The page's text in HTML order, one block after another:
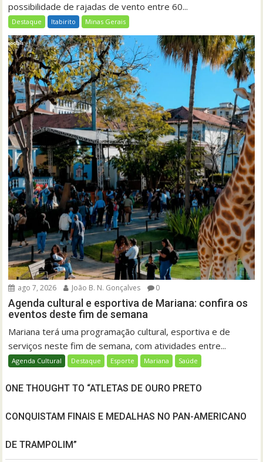
possibilidade de rajadas de vento entre 60...
Destaque Itabirito Minas Gerais
ago 7, 2026 João B. N. Gonçalves 0
Agenda cultural e esportiva de Mariana: confira os
eventos deste fim de semana
Mariana terá uma programação cultural, esportiva e de
serviços neste fim de semana, com atividades entre...
Agenda Cultural Destaque Esporte Mariana Saúde
ONE THOUGHT TO “ATLETAS DE OURO PRETO
CONQUISTAM FINAIS E MEDALHAS NO PAN-AMERICANO
DE TRAMPOLIM”